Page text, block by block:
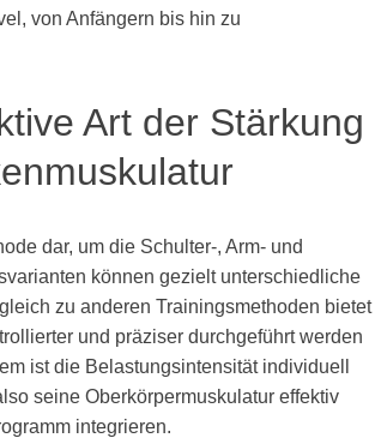
von Anfängern bis hin zu
Art der Stärkung
dar, um die Schulter-, Arm- und
können gezielt unterschiedliche
zu anderen Trainingsmethoden bietet
und präziser durchgeführt werden
ist die Belastungsintensität individuell
seine Oberkörpermuskulatur effektiv
integrieren.